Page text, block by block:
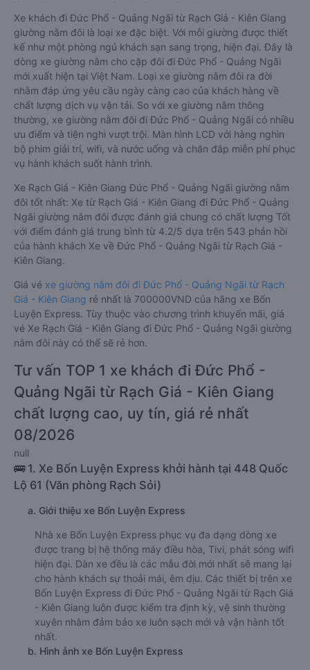
Xe khách đi Đức Phổ - Quảng Ngãi từ Rạch Giá - Kiên Giang
giường nằm đôi là loại xe đặc biệt. Với mỗi giường được thiết
kế như một phòng ngủ khách sạn sang trọng, hiện đại. Đây là
dòng xe giường nằm cho cặp đôi đi Đức Phổ - Quảng Ngãi
mới xuất hiện tại Việt Nam. Loại xe giường nằm đôi ra đời
nhằm đáp ứng yêu cầu ngày càng cao của khách hàng về
chất lượng dịch vụ vận tải. So với xe giường nằm thông
thường, xe giường nằm đôi đi Đức Phổ - Quảng Ngãi có nhiều
ưu điểm và tiện nghi vượt trội. Màn hình LCD với hàng nghìn
bộ phim giải trí, wifi, và nước uống và chăn đắp miễn phí phục
vụ hành khách suốt hành trình.
Xe Rạch Giá - Kiên Giang Đức Phổ - Quảng Ngãi giường nằm
đôi tốt nhất: Xe từ Rạch Giá - Kiên Giang đi Đức Phổ - Quảng
Ngãi giường nằm đôi được đánh giá chung có chất lượng Tốt
với điểm đánh giá trung bình từ 4.2/5 dựa trên 543 phản hồi
của hành khách Xe về Đức Phổ - Quảng Ngãi từ Rạch Giá -
Kiên Giang.
Giá vé xe giường nằm đôi đi Đức Phổ - Quảng Ngãi từ Rạch
Giá - Kiên Giang rẻ nhất là 700000VND của hãng xe Bốn
Luyện Express. Tùy thuộc vào chương trình khuyến mãi, giá
vé Xe Rạch Giá - Kiên Giang đi Đức Phổ - Quảng Ngãi giường
nằm đôi này có thể sẽ rẻ hơn.
Tư vấn TOP 1 xe khách đi Đức Phổ -
Quảng Ngãi từ Rạch Giá - Kiên Giang
chất lượng cao, uy tín, giá rẻ nhất
08/2026
null
🚌 1. Xe Bốn Luyện Express khởi hành tại 448 Quốc
Lộ 61 (Văn phòng Rạch Sỏi)
a. Giới thiệu xe Bốn Luyện Express
Nhà xe Bốn Luyện Express phục vụ đa dạng dòng xe
được trang bị hệ thống máy điều hòa, Tivi, phát sóng wifi
hiện đại. Dàn xe đều là các mẫu đời mới nhất sẽ mang lại
cho hành khách sự thoải mái, êm dịu. Các thiết bị trên xe
Bốn Luyện Express đi Đức Phổ - Quảng Ngãi từ Rạch Giá
- Kiên Giang luôn được kiểm tra định kỳ, vệ sinh thường
xuyên nhằm đảm bảo xe luôn sạch mới và vận hành tốt
nhất.
b. Hình ảnh xe Bốn Luyện Express